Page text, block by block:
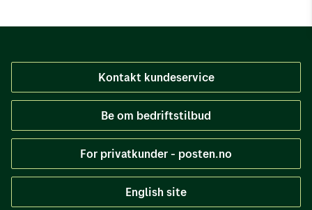
Kontakt kundeservice
Be om bedriftstilbud
For privatkunder - posten.no
English site